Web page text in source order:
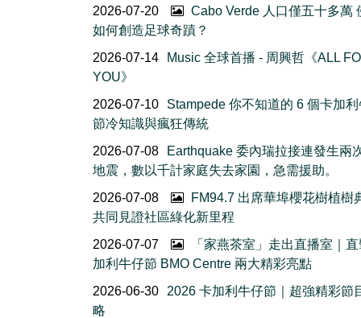
2026-07-20
Cabo Verde 人口僅五十多萬
如何創造足球奇蹟？
2026-07-14
Music 全球首播 - 周興哲《ALL
YOU》
2026-07-10
Stampede 你不知道的 6 個卡加
節冷知識與瘋狂傳統
2026-07-08
Earthquake 委內瑞拉接連發生兩
地震，數以千計家庭失去家園，急需援助。
2026-07-08
FM94.7 出席華埠櫻花樹植
共同見證社區綠化新里程
2026-07-07
「家燕茶室」走出直播室｜
加利牛仔節 BMO Centre 兩大精彩亮點
2026-06-30
2026 卡加利牛仔節｜超強精彩節
略